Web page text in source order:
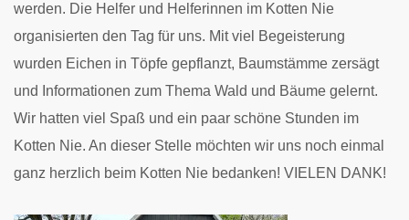
werden. Die Helfer und Helferinnen im Kotten Nie
organisierten den Tag für uns. Mit viel Begeisterung
wurden Eichen in Töpfe gepflanzt, Baumstämme zersägt
und Informationen zum Thema Wald und Bäume gelernt.
Wir hatten viel Spaß und ein paar schöne Stunden im
Kotten Nie. An dieser Stelle möchten wir uns noch einmal
ganz herzlich beim Kotten Nie bedanken! VIELEN DANK!